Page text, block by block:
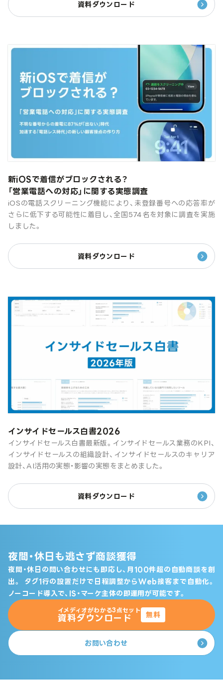
資料ダウンロード
新iOSで着信がブロックされる？
「営業電話への対応」に関する実態調査
iOSの電話スクリーニング機能により、未登録番号への応答率が
さらに低下する可能性に着目し、全国574名を対象に調査を実施
しました。
資料ダウンロード
インサイドセールス白書2026
インサイドセールス白書最新版。インサイドセールス業務のKPI、
インサイドセールスの組織設計、インサイドセールスのキャリア
設計、AI活用の実態・影響の実態をまとめました。
資料ダウンロード
夜間・休日も逃さず商談獲得
夜間・休日の問い合わせにも即応し、月100件超の自動商談を創
出。
タグ1行の設置だけで日程調整からWeb接客まで自動化。
ノーコード導入で、IS・マーケ主体の即運用が可能です。
イメディオがわかる3点セット
資料ダウンロード 無料
お問い合わせ